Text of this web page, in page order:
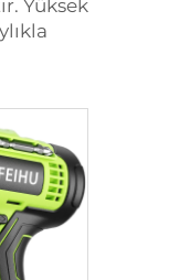
Yüksek